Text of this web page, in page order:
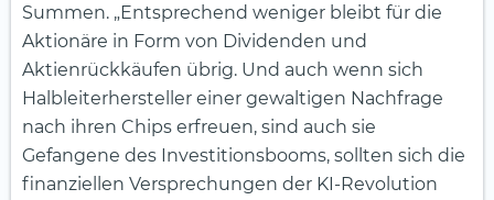
Summen. „Entsprechend weniger bleibt für die
Aktionäre in Form von Dividenden und
Aktienrückkäufen übrig. Und auch wenn sich
Halbleiterhersteller einer gewaltigen Nachfrage
nach ihren Chips erfreuen, sind auch sie
Gefangene des Investitionsbooms, sollten sich die
finanziellen Versprechungen der KI-Revolution